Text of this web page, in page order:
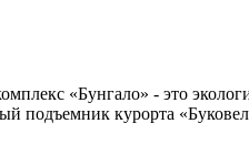
«Бунгало» - это
подъемник курорта